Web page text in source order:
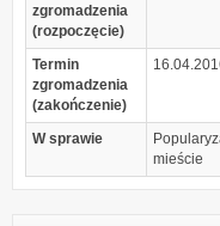
zgromadzenia
(rozpoczęcie)
Termin
zgromadzenia
(zakończenie)
W sprawie
mieście